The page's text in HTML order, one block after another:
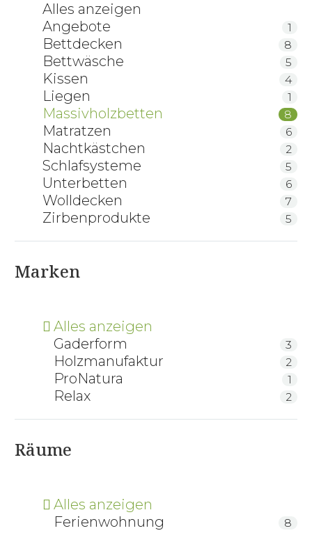
Alles anzeigen
Angebote
1
Bettdecken 8
Bettwäsche 5
Kissen 4
Liegen 1
Massivholzbetten 8
Matratzen 6
Nachtkästchen 2
Schlafsysteme 5
Unterbetten 6
Wolldecken 7
Zirbenprodukte 5
Marken
Alles anzeigen
Gaderform
3
Holzmanufaktur 2
ProNatura 1
Relax 2
Räume
Alles anzeigen
Ferienwohnung
8